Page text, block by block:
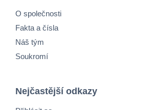
O společnosti
Fakta a čísla
Náš tým
Soukromí
Nejčastější odkazy